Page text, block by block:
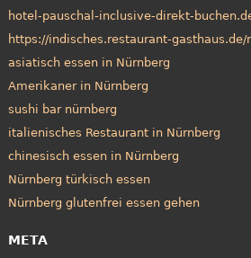
hotel-pauschal-inclusive-direkt-
https://indisches.restaurant-gasthaus.de/
asiatisch essen in Nürnberg
Amerikaner in Nürnberg
sushi bar nürnberg
italienisches Restaurant in Nürnberg
chinesisch essen in Nürnberg
Nürnberg türkisch essen
Nürnberg glutenfrei essen gehen
META